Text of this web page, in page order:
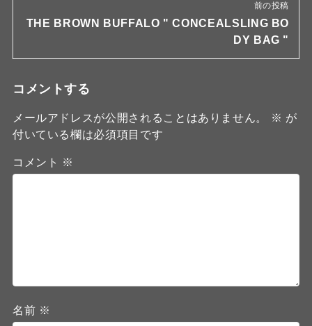
前の投稿
THE BROWN BUFFALO " CONCEALSLING BO
DY BAG "
コメントする
メールアドレスが公開されることはありません。 ※ が
付いている欄は必須項目です
コメント ※
名前 ※